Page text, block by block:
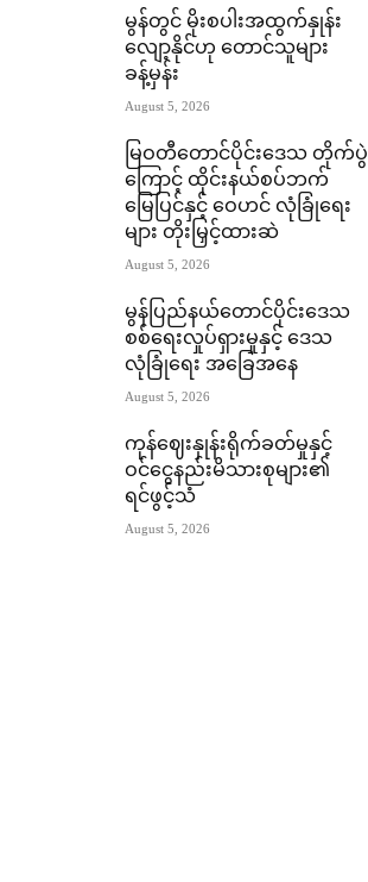
မွန်တွင် မိုးစပါးအထွက်နှုန်း
လျော့နိုင်ဟု တောင်သူများ
ခန့်မှန်း
August 5, 2026
မြဝတီတောင်ပိုင်းဒေသ တိုက်ပွဲ
ကြောင့် ထိုင်းနယ်စပ်ဘက်
မြေပြင်နှင့် ဝေဟင် လုံခြုံရေး
များ တိုးမြှင့်ထားဆဲ
August 5, 2026
မွန်ပြည်နယ်တောင်ပိုင်းဒေသ
စစ်ရေးလှုပ်ရှားမှုနှင့် ဒေသ
လုံခြုံရေး အခြေအနေ
August 5, 2026
ကုန်ဈေးနှုန်းရိုက်ခတ်မှုနှင့်
ဝင်ငွေနည်းမိသားစုများ၏
ရင်ဖွင့်သံ
August 5, 2026